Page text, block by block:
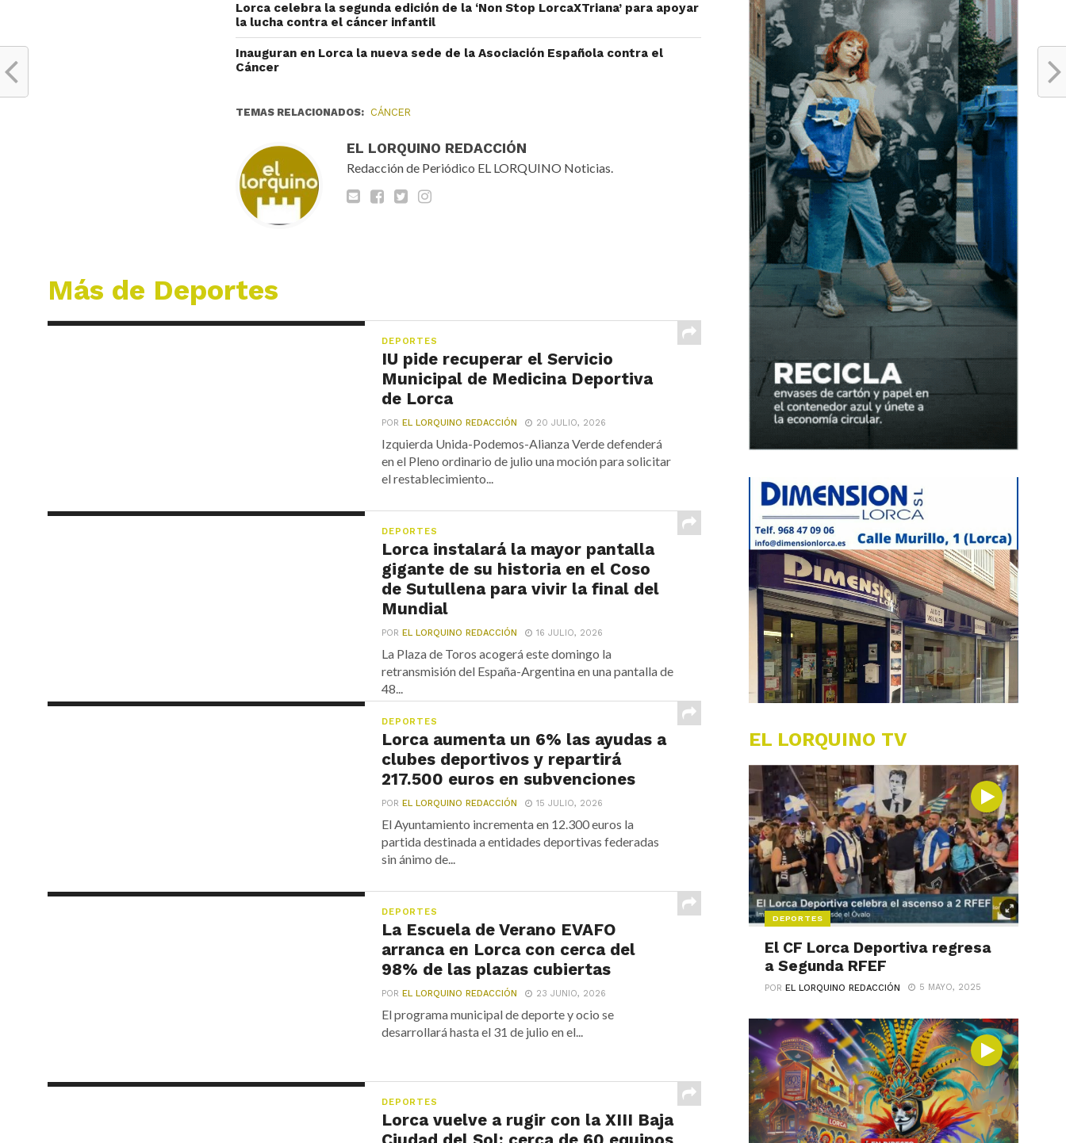
Lorca celebra la segunda edición de la ‘Non Stop LorcaXTriana’ para apoyar
la lucha contra el cáncer infantil
Inauguran en Lorca la nueva sede de la Asociación Española contra el
Cáncer
TEMAS RELACIONADOS: CÁNCER
EL LORQUINO REDACCIÓN
Redacción de Periódico EL LORQUINO Noticias.
Más de Deportes
DEPORTES
IU pide recuperar el Servicio
Municipal de Medicina Deportiva
de Lorca
POREL LORQUINO REDACCIÓN 20 JULIO, 2026
Izquierda Unida-Podemos-Alianza Verde defenderá
en el Pleno ordinario de julio una moción para solicitar
el restablecimiento...
DEPORTES
Lorca instalará la mayor pantalla
gigante de su historia en el Coso
de Sutullena para vivir la final del
Mundial
POREL LORQUINO REDACCIÓN 16 JULIO, 2026
La Plaza de Toros acogerá este domingo la
retransmisión del España-Argentina en una pantalla de
48...
DEPORTES
Lorca aumenta un 6% las ayudas a
clubes deportivos y repartirá
217.500 euros en subvenciones
POREL LORQUINO REDACCIÓN 15 JULIO, 2026
El Ayuntamiento incrementa en 12.300 euros la
partida destinada a entidades deportivas federadas
sin ánimo de...
DEPORTES
La Escuela de Verano EVAFO
arranca en Lorca con cerca del
98% de las plazas cubiertas
POREL LORQUINO REDACCIÓN 23 JUNIO, 2026
El programa municipal de deporte y ocio se
desarrollará hasta el 31 de julio en el...
DEPORTES
Lorca vuelve a rugir con la XIII Baja
EL LORQUINO TV
DEPORTES
El CF Lorca Deportiva regresa
a Segunda RFEF
POREL LORQUINO REDACCIÓN 5 MAYO, 2025